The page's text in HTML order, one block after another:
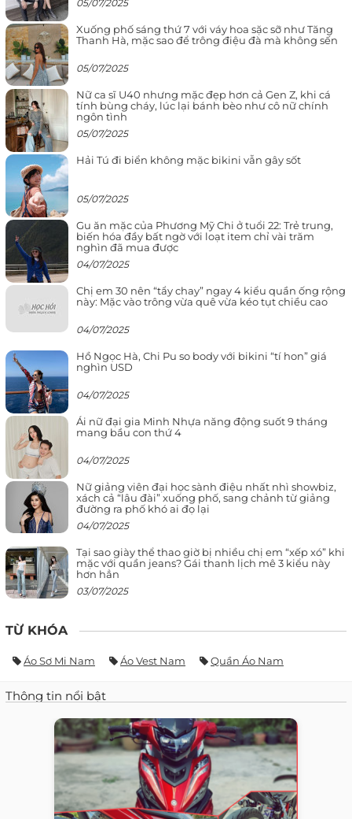
05/07/2025
Xuống phố sáng thứ 7 với váy hoa sặc sỡ như Tăng
Thanh Hà, mặc sao để trông điệu đà mà không sến
05/07/2025
Nữ ca sĩ U40 nhưng mặc đẹp hơn cả Gen Z, khi cá
tính bùng cháy, lúc lại bánh bèo như cô nữ chính
ngôn tình
05/07/2025
Hải Tú đi biển không mặc bikini vẫn gây sốt
05/07/2025
Gu ăn mặc của Phương Mỹ Chi ở tuổi 22: Trẻ trung,
biến hóa đầy bất ngờ với loạt item chỉ vài trăm
nghìn đã mua được
04/07/2025
Chị em 30 nên “tẩy chay” ngay 4 kiểu quần ống rộng
này: Mặc vào trông vừa quê vừa kéo tụt chiều cao
04/07/2025
Hồ Ngọc Hà, Chi Pu so body với bikini “tí hon” giá
nghìn USD
04/07/2025
Ái nữ đại gia Minh Nhựa năng động suốt 9 tháng
mang bầu con thứ 4
04/07/2025
Nữ giảng viên đại học sành điệu nhất nhì showbiz,
xách cả “lâu đài” xuống phố, sang chảnh từ giảng
đường ra phố khó ai đọ lại
04/07/2025
Tại sao giày thể thao giờ bị nhiều chị em “xếp xó” khi
mặc với quần jeans? Gái thanh lịch mê 3 kiểu này
hơn hẳn
03/07/2025
TỪ KHÓA
Áo Sơ Mi Nam Áo Vest Nam Quần Áo Nam
Thông tin nổi bật